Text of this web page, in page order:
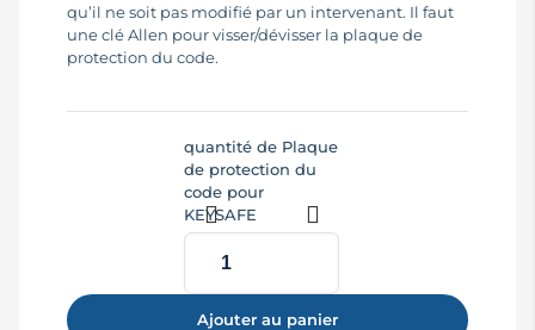
qu’il ne soit pas modifié par un intervenant. Il faut
une clé Allen pour visser/dévisser la plaque de
protection du code.
quantité de Plaque
de protection du
code pour
KEYSAFE
Ajouter au panier